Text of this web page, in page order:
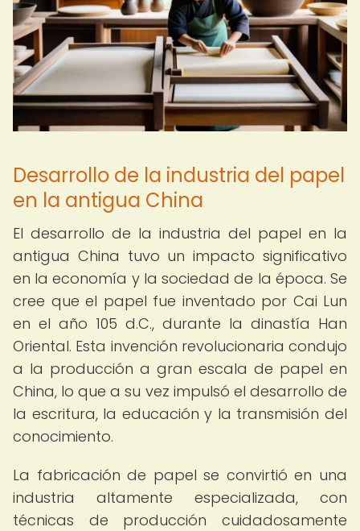
Desarrollo de la industria del papel
en la antigua China
El desarrollo de la industria del papel en la
antigua China tuvo un impacto significativo
en la economía y la sociedad de la época. Se
cree que el papel fue inventado por Cai Lun
en el año 105 d.C., durante la dinastía Han
Oriental. Esta invención revolucionaria condujo
a la producción a gran escala de papel en
China, lo que a su vez impulsó el desarrollo de
la escritura, la educación y la transmisión del
conocimiento.
La fabricación de papel se convirtió en una
industria altamente especializada, con
técnicas de producción cuidadosamente